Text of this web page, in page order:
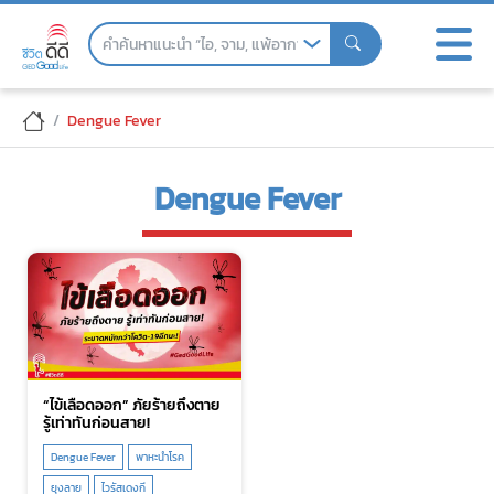
Skip
Dengue Fever
Dengue Fever
“ไข้เลือดออก” ภัยร้ายถึงตาย
รู้เท่าทันก่อนสาย!
Dengue Fever
พาหะนำโรค
ยุงลาย
ไวรัสเดงกี